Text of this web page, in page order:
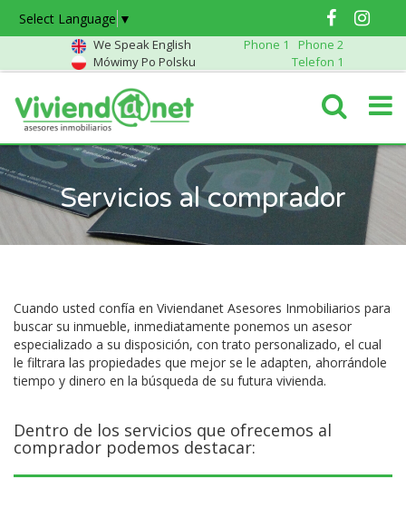
Select Language ▼
We Speak English Phone 1
Phone 2
Mówimy Po Polsku
Telefon 1
Servicios al comprador
Cuando usted confía en Viviendanet Asesores Inmobiliarios para
buscar su inmueble, inmediatamente ponemos un asesor
especializado a su disposición, con trato personalizado, el cual
le filtrara las propiedades que mejor se le adapten, ahorrándole
tiempo y dinero en la búsqueda de su futura vivienda.
Dentro de los servicios que ofrecemos al
comprador podemos destacar: